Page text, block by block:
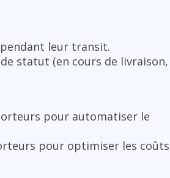
leur transit.
statut (en cours de livraison,
pour automatiser le
pour optimiser les coûts